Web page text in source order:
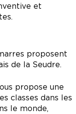
et
proposent
de la Seudre.
propose une
classes dans les
le monde,